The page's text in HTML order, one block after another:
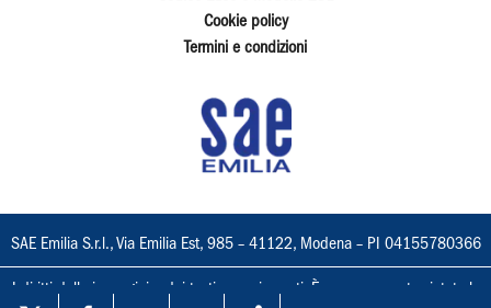
Cookie policy
Termini e condizioni
SAE Emilia S.r.l., Via Emilia Est, 985 – 41122, Modena – PI 04155780366
I diritti delle immagini e dei testi sono riservati. È espressamente vietata la